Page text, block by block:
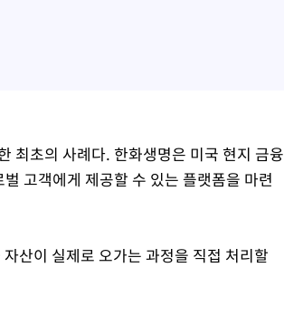
최초의 사례다. 한화생명은 미국 현지 금융
고객에게 제공할 수 있는 플랫폼을 마련
산이 실제로 오가는 과정을 직접 처리할